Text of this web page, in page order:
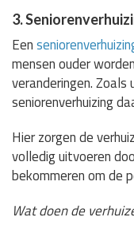
3.
Een
mensen ouder
veranderingen.
seniorenverhuizing
Hier zorgen de
volledig uitvoeren
bekommeren om de
Wat doen de